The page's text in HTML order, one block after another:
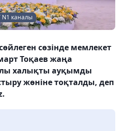
N1 каналы
сөзінде мемлекет
Тоқаев жаңа
халықты ауқымды
жөніне тоқталды, деп